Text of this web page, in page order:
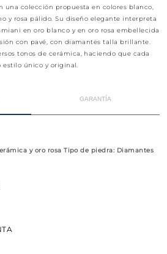
una colección propuesta en colores blanco,
y rosa pálido. Su diseño elegante interpreta
en oro blanco y en oro rosa embellecida
con pavé, con diamantes talla brillante.
tonos de cerámica, haciendo que cada
único y original.
GARANTÍA
y oro rosa Tipo de piedra: Diamantes